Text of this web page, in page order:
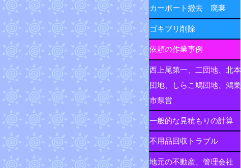
カーポート撤去 廃棄
ゴキブリ削除
依頼の作業事例
西上尾第一、二団地、北本
団地、しらこ鳩団地、鴻巣
市県営
一般的な見積もりの計算
不用品回収トラブル
地元の不動産、管理会社